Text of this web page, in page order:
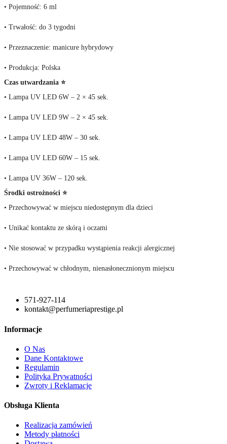
• Pojemność: 6 ml
• Trwałość: do 3 tygodni
• Przeznaczenie: manicure hybrydowy
• Produkcja: Polska
Czas utwardzania ⭐
• Lampa UV LED 6W – 2 × 45 sek.
• Lampa UV LED 9W – 2 × 45 sek.
• Lampa UV LED 48W – 30 sek.
• Lampa UV LED 60W – 15 sek.
• Lampa UV 36W – 120 sek.
Środki ostrożności ⭐
• Przechowywać w miejscu niedostępnym dla dzieci
• Unikać kontaktu ze skórą i oczami
• Nie stosować w przypadku wystąpienia reakcji alergicznej
• Przechowywać w chłodnym, nienasłonecznionym miejscu
571-927-114
kontakt@perfumeriaprestige.pl
Informacje
O Nas
Dane Kontaktowe
Regulamin
Polityka Prywatności
Zwroty i Reklamacje
Obsługa Klienta
Realizacja zamówień
Metody płatności